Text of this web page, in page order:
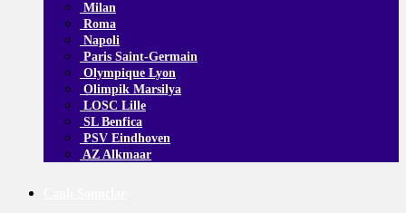
Milan
Roma
Napoli
Paris Saint-Germain
Olympique Lyon
Olimpik Marsilya
LOSC Lille
SL Benfica
PSV Eindhoven
AZ Alkmaar